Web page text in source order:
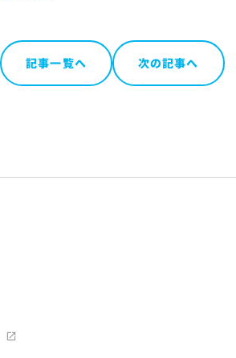
記事一覧へ 次の記事へ